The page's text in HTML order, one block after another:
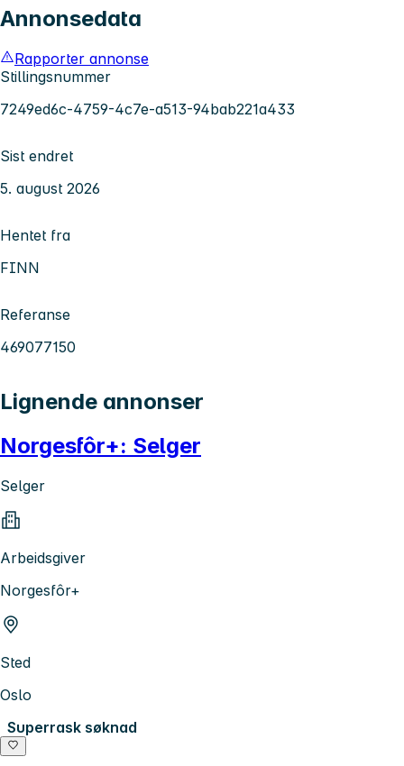
Annonsedata
Rapporter annonse
Stillingsnummer
7249ed6c-4759-4c7e-a513-94bab221a433
Sist endret
5. august 2026
Hentet fra
FINN
Referanse
469077150
Lignende annonser
Norgesfôr+: Selger
Selger
Arbeidsgiver
Norgesfôr+
Sted
Oslo
Superrask søknad